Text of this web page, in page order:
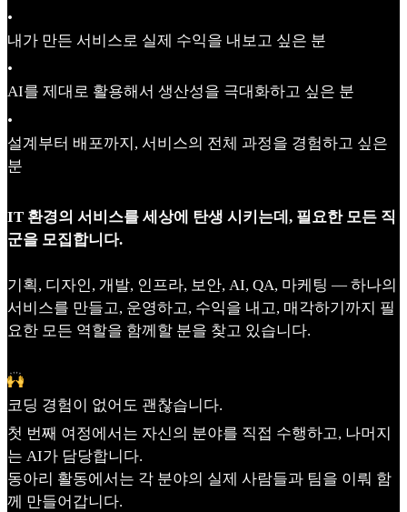
•
내가 만든 서비스로 실제 수익을 내보고 싶은 분
•
AI를 제대로 활용해서 생산성을 극대화하고 싶은 분
•
설계부터 배포까지, 서비스의 전체 과정을 경험하고 싶은
분
IT 환경의 서비스를 세상에 탄생 시키는데, 필요한 모든 직
군을 모집합니다.
기획, 디자인, 개발, 인프라, 보안, AI, QA, 마케팅 — 하나의
서비스를 만들고, 운영하고, 수익을 내고, 매각하기까지 필
요한 모든 역할을 함께할 분을 찾고 있습니다.
코딩 경험이 없어도 괜찮습니다.
첫 번째 여정에서는 자신의 분야를 직접 수행하고, 나머지
는 AI가 담당합니다.
동아리 활동에서는 각 분야의 실제 사람들과 팀을 이뤄 함
께 만들어갑니다.